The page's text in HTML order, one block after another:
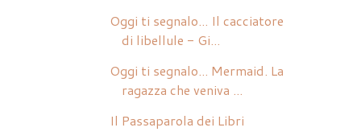
Oggi ti segnalo... Il cacciatore
di libellule - Gi...
Oggi ti segnalo... Mermaid. La
ragazza che veniva ...
Il Passaparola dei Libri